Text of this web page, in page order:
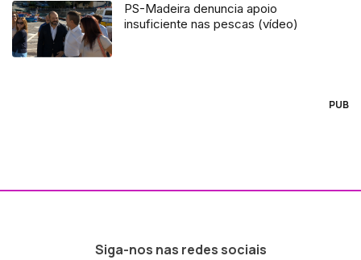
PS-Madeira denuncia apoio
insuficiente nas pescas (vídeo)
PUB
Siga-nos nas redes sociais